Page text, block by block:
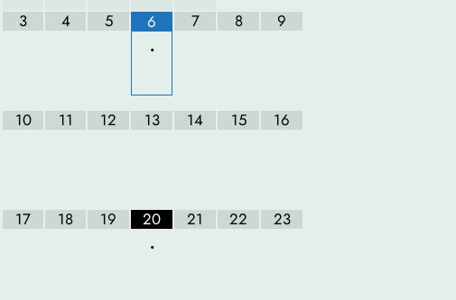
3 4 5
6
•
7 8 9
10 11 12 13 14 15 16
17 18 19
20
•
21 22 23